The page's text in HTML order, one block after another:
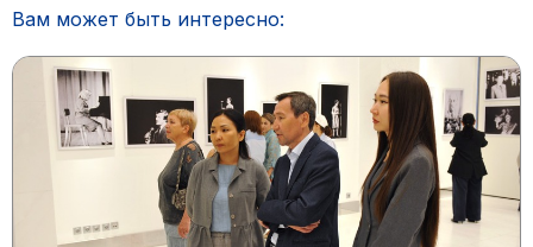
Вам может быть интересно: